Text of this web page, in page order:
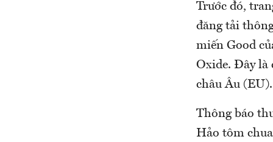
Trước đó,
đăng tải
miến Good
Oxide. Đây là
châu Âu (EU).
Thông báo
Hảo tôm